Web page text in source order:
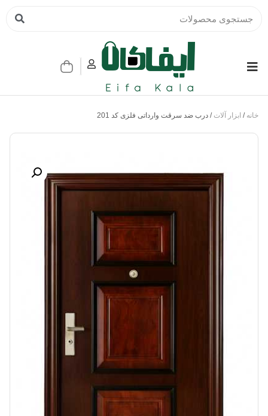
خانه / ابزار آلات / درب ضد سرقت وارداتی فلزی کد 201